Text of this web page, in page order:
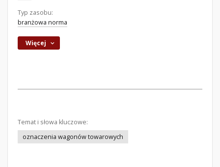
Typ zasobu:
branżowa norma
Więcej
Temat i słowa kluczowe:
oznaczenia wagonów towarowych